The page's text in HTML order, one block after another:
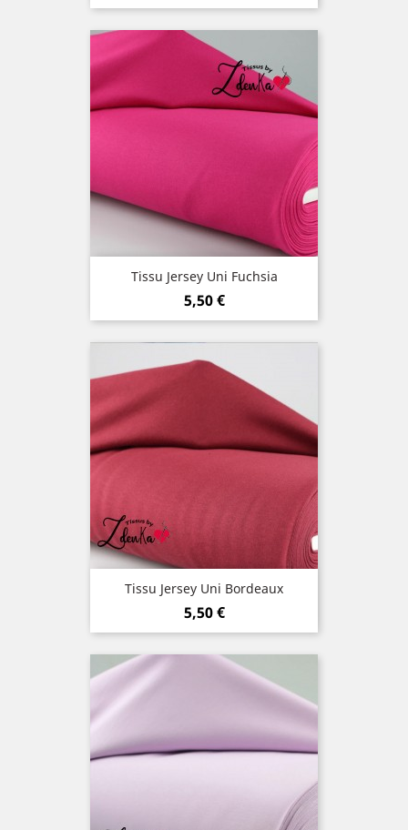
Tissu Jersey Uni Fuchsia
Prix
5,50 €
Tissu Jersey Uni Bordeaux
Prix
5,50 €